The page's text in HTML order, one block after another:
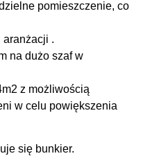
pomieszczenie, co
aranżacji .
na dużo szaf w
z możliwością
w celu powiększenia
się bunkier.